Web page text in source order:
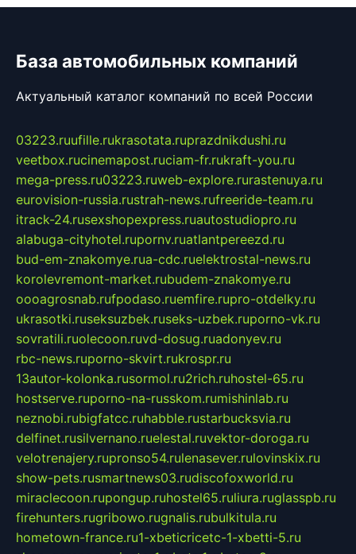
База автомобильных компаний
Актуальный каталог компаний по всей России
03223.ruufille.rukrasotata.ruprazdnikdushi.ru
veetbox.rucinemapost.ruciam-fr.rukraft-you.ru
mega-press.ru03223.ruweb-explore.rurastenuya.ru
eurovision-russia.rustrah-news.rufreeride-team.ru
itrack-24.rusexshopexpress.ruautostudiopro.ru
alabuga-cityhotel.rupornv.ruatlantpereezd.ru
bud-em-znakomye.rua-cdc.ruelektrostal-news.ru
korolevremont-market.rubudem-znakomye.ru
oooagrosnab.rufpodaso.ruemfire.rupro-otdelky.ru
ukrasotki.ruseksuzbek.ruseks-uzbek.ruporno-vk.ru
sovratili.ruolecoon.ruvd-dosug.ruadonyev.ru
rbc-news.ruporno-skvirt.rukrospr.ru
13autor-kolonka.rusormol.ru2rich.ruhostel-65.ru
hostserve.ruporno-na-russkom.rumishinlab.ru
neznobi.rubigfatcc.ruhabble.rustarbucksvia.ru
delfinet.rusilvernano.ruelestal.ruvektor-doroga.ru
velotrenajery.rupronso54.rulenasever.rulovinskix.ru
show-pets.rusmartnews03.rudiscofoxworld.ru
miraclecoon.rupongup.ruhostel65.ruliura.ruglasspb.ru
firehunters.rugribowo.rugnalis.rubulkitula.ru
hometown-france.ru1-xbeticricetc-1-xbetti-5.ru